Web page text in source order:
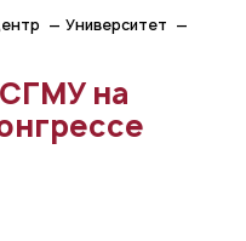
Университет
на